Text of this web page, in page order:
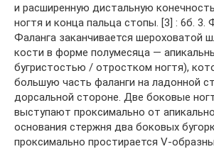
и расширенную дистальную
ногтя и конца пальца стопы. [3] : 6б. 3.
Фаланга заканчивается шероховатой
кости в форме полумесяца —
бугристостью / отростком ногтя),
большую часть фаланги на ладонной
дорсальной стороне. Две боковые
выступают проксимально от
основания стержня два боковых
проксимально простирается V-